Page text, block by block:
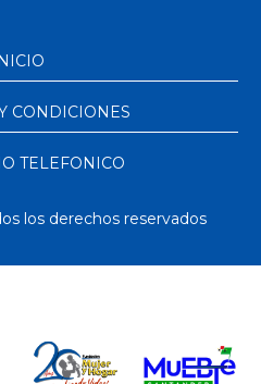
INICIO
CONDICIONES
TELEFONICO
los derechos reservados